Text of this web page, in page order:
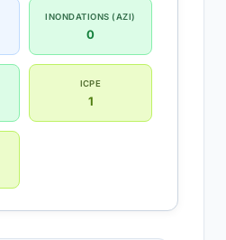
INONDATIONS (AZI)
0
ICPE
1